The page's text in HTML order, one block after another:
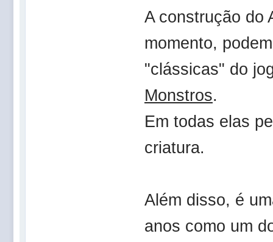
A construção do
momento,
"clássicas" do
Monstros.
Em todas elas
criatura.
Além disso, é
anos como um